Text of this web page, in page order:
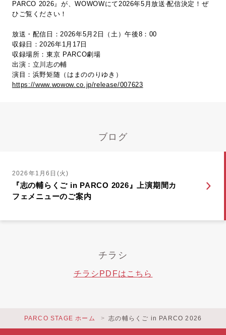
PARCO 2026』が、WOWOWにて2026年5⽉放送‧配信決定！ぜ
ひご覧ください！
放送・配信日：2026年5月2日（土）午後8：00
収録日：2026年1月17日
収録場所：東京 PARCO劇場
出演：立川志の輔
演目：浜野矩随（はまののりゆき）
https://www.wowow.co.jp/release/007623
ブログ
2026年1月6日(火)
『志の輔らくご in PARCO 2026』上演期間カ
フェメニューのご案内
チラシ
チラシPDFはこちら
PARCO STAGE ホーム 志の輔らくご in PARCO 2026